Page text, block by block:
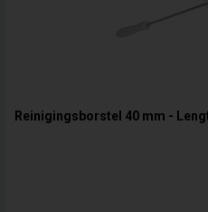
Reinigingsborstel 40 mm -